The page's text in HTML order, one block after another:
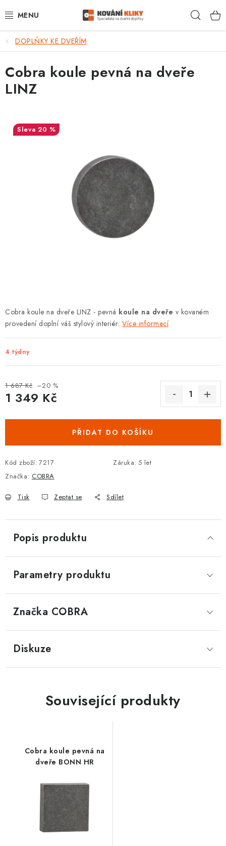
na
VÝPRODEJ - TOP AKCE
BLOG
UŽITEČNÉ RADY
VRÁCENÍ ZBOŽÍ
KOVÁNÍ A KLIKY
VISACÍ ZÁMKY
SPECIÁLNÍ KOVÁNÍ
DOPLŇKY KE DVEŘÍM
STAVEBNÍ POUZDRA
POKLADNIČKY NA ZÁMEK
SCHRÁNKY NA KLÍČE
TREZORY
Kontakt O nás
Oboroví ODBORNÍCI
Doporučujeme
DOPLŇKY KE DVEŘÍM
Cobra koule na dveře LINZ - pevná koule na dveře v kovaném
provedení doplní váš stylový interiér. Více informací
4 týdny
1 687 Kč –20 %
1 349 Kč
PŘIDAT DO KOŠÍKU
Kód zboží: 7217 Záruka: 5 let
Značka: COBRA
Tisk Zeptat se Sdílet
Cobra koule pevná na dveře
LINZ
20 %
Popis produktu
Parametry produktu
Značka COBRA
Diskuze
Související produkty
Cobra koule pevná na
dveře BONN HR